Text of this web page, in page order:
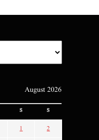
August 2026
S S
1 2